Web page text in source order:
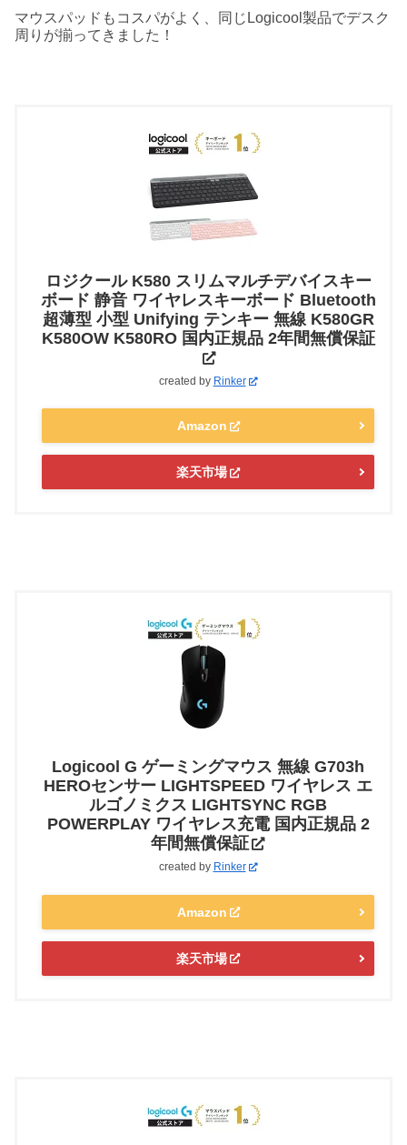
マウスパッドもコスパがよく、同じLogicool製品でデスク
周りが揃ってきました！
ロジクール K580 スリムマルチデバイスキー
ボード 静音 ワイヤレスキーボード Bluetooth
超薄型 小型 Unifying テンキー 無線 K580GR
K580OW K580RO 国内正規品 2年間無償保証
created by Rinker
Amazon
楽天市場
Logicool G ゲーミングマウス 無線 G703h
HEROセンサー LIGHTSPEED ワイヤレス エ
ルゴノミクス LIGHTSYNC RGB
POWERPLAY ワイヤレス充電 国内正規品 2
年間無償保証
created by Rinker
Amazon
楽天市場